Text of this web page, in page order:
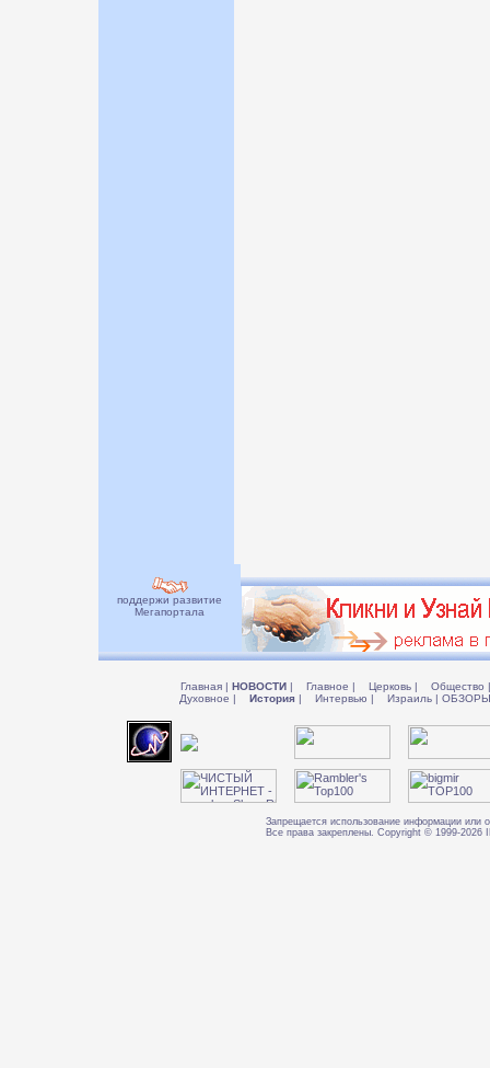
поддержи развитие
Мегапортала
Главная | НОВОСТИ | Главное | Церковь | Общество |
Духовное | История | Интервью | Израиль |
Запрещается использование информации или
Все права закреплены. Copyright © 1999-